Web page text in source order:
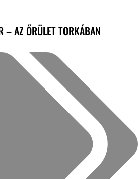
– AZ ŐRÜLET TORKÁBAN